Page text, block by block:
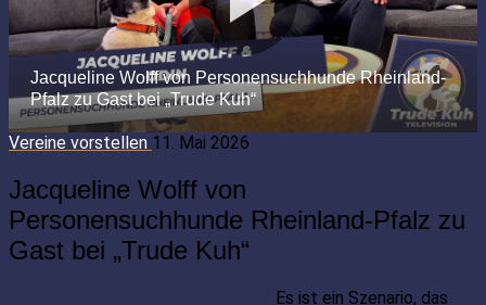
Vereine vorstellen 11. Mai 2026
Jacqueline Wolff von
Personensuchhunde Rheinland-Pfalz zu
Gast bei „Trude Kuh“
Es ist ein Szenario, das